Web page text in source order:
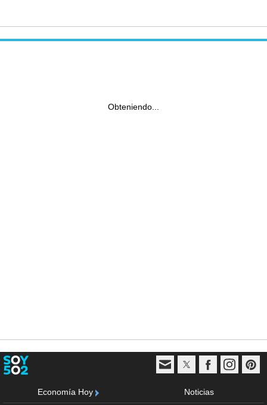
Obteniendo...
Economía Hoy Noticias